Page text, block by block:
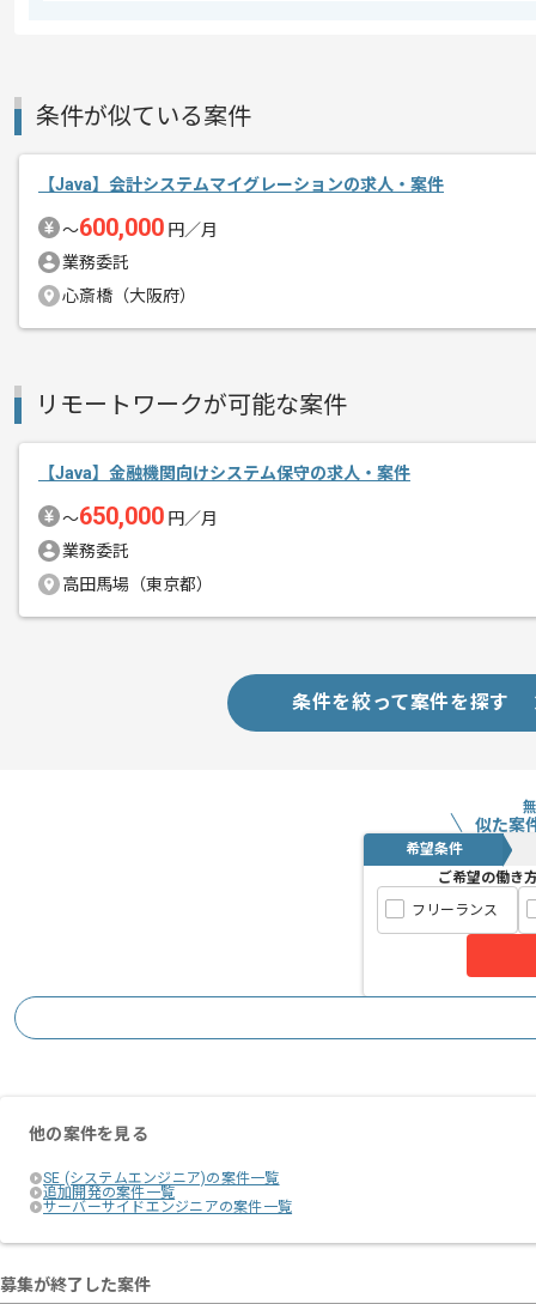
エージェントからのコ
メント
※リモート頻度は習熟度や状況に応じて
これまでのご経験を活かしていきたい
条件が似ている案件
【Java】会計システムマイグレーションの求人・案件
〜600,000 円／月
業務委託
心斎橋（大阪府）
リモートワークが可能な案件
【Java】金融機関向けシステム保守の求人・案件
〜650,000 円／月
業務委託
高田馬場（東京都）
条件を絞って案件を探す
似た案
希望条件
ご希望の働き
フリーランス
他の案件を見る
SE (システムエンジニア)の案件一覧
追加開発の案件一覧
サーバーサイドエンジニアの案件一覧
募集が終了した案件